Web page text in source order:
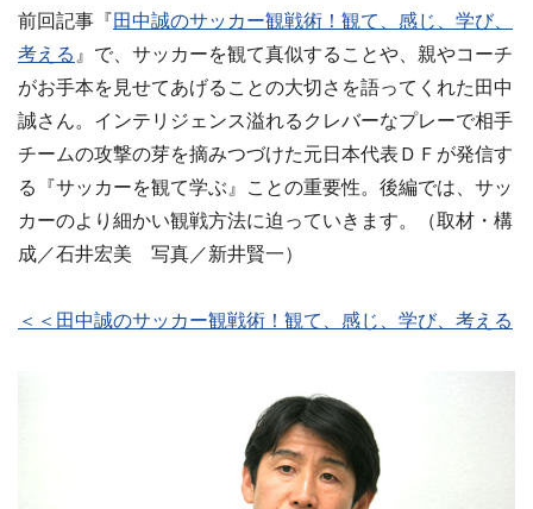
前回記事『田中誠のサッカー観戦術！観て、感じ、学び、
考える 』で、サッカーを観て真似することや、親やコーチ
がお手本を見せてあげることの大切さを語ってくれた田中
誠さん。インテリジェンス溢れるクレバーなプレーで相手
チームの攻撃の芽を摘みつづけた元日本代表ＤＦが発信す
る『サッカーを観て学ぶ』ことの重要性。後編では、サッ
カーのより細かい観戦方法に迫っていきます。（取材・構
成／石井宏美 写真／新井賢一）
＜＜田中誠のサッカー観戦術！観て、感じ、学び、考える